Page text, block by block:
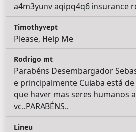
a4m3yunv aqipq4q6 insurance
Timothyvept
Please, Help Me
Rodrigo mt
Parabéns Desembargador
e principalmente Cuiaba está
que haver mas seres humanos
vc..PARABÉNS..
Lineu